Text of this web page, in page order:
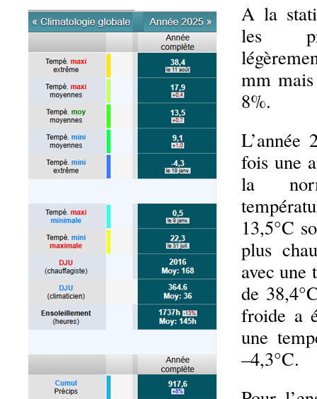
A la
les
mm
8%.
L’année
fois une
la
13,5°C
plus
avec une
de
froide a
une
–4,3°C.